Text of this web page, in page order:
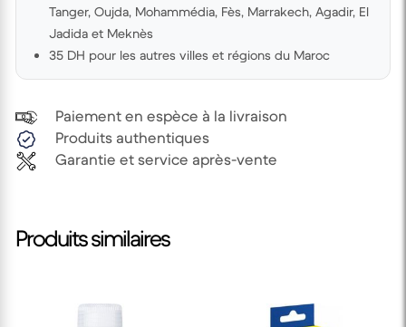
Tanger, Oujda, Mohammédia, Fès, Marrakech, Agadir, El
Jadida et Meknès
35 DH pour les autres villes et régions du Maroc
Paiement en espèce à la livraison
Produits authentiques
Garantie et service après-vente
Produits similaires